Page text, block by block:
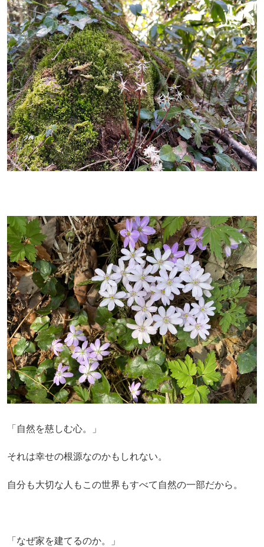
「自然を慈しむ心。」
それは幸せの根源なのかもしれない。
自分も大切な人もこの世界もすべて自然の一部だから。
「なぜ家を建てるのか。」